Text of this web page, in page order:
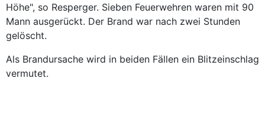
Höhe", so Resperger. Sieben Feuerwehren waren mit 90
Mann ausgerückt. Der Brand war nach zwei Stunden
gelöscht.
Als Brandursache wird in beiden Fällen ein Blitzeinschlag
vermutet.